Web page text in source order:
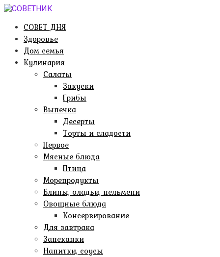
Перейти
контентуСОВЕТ ДНЯ
Здоровье
Дом семья
Кулинария
Салаты
Закуски
Грибы
Выпечка
Десерты
Торты и сладости
Первое
Мясные блюда
Птица
Морепродукты
Блины, оладьи, пельмени
Овощные блюда
Консервирование
Для завтрака
Запеканки
Напитки, соусы